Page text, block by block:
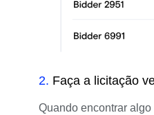
2. Faça a licitação
Quando encontrar